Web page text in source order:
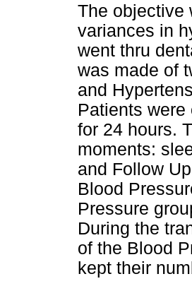
The objective
variances in
went thru
was made of
and
Patients
for 24 hours.
moments:
and Follow
Blood
Pressure
During the
of the Blood
kept their